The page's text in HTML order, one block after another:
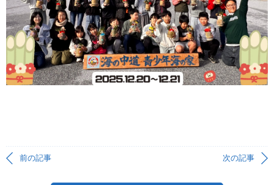
前の記事 次の記事